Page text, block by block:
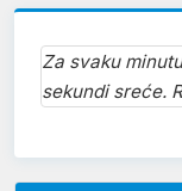
Za svaku
sekundi sreće.